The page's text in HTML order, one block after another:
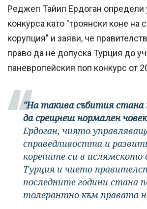
Реджеп Тайип Ердоган определи
конкурса като "троянски коне на
корупция" и заяви, че
право да не допуска Турция до
паневропейския поп конкурс от
"На такива събития
да срещнеш нормален
Ердоган, чиято
справедливостта и
корените си в ислямското
Турция и чието
последните години стана
толерантно към правата